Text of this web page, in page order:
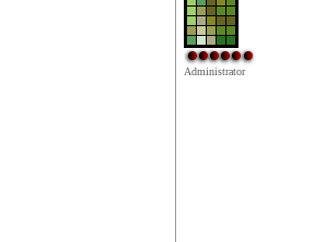
Administrator